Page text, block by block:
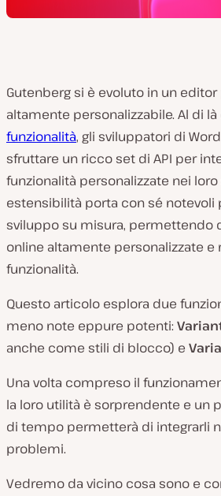
Gutenberg si è evoluto in un
altamente personalizzabile. Al di
funzionalità, gli sviluppatori di
sfruttare un ricco set di API per
funzionalità personalizzate nei
estensibilità porta con sé notevoli
sviluppo su misura, permettendo
online altamente personalizzate e
funzionalità.
Questo articolo esplora due
meno note eppure potenti:
anche come stili di blocco) e
Una volta compreso il
la loro utilità è sorprendente e un
di tempo permetterà di integrarli
problemi.
Vedremo da vicino cosa sono e